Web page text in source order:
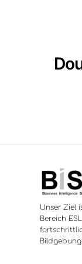
Unser Ziel
Bereich